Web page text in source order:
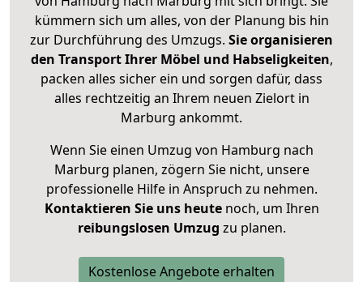
kümmern sich um alles, von der Planung bis hin
zur Durchführung des Umzugs. Sie organisieren
den Transport Ihrer Möbel und Habseligkeiten,
packen alles sicher ein und sorgen dafür, dass
alles rechtzeitig an Ihrem neuen Zielort in
Marburg ankommt.
Wenn Sie einen Umzug von Hamburg nach
Marburg planen, zögern Sie nicht, unsere
professionelle Hilfe in Anspruch zu nehmen.
Kontaktieren Sie uns heutenoch, um Ihren
reibungslosen Umzug zu planen.
Kostenlose Angebote erhalten